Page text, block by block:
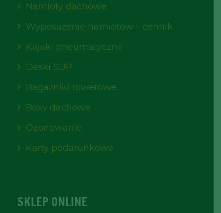
Namioty dachowe
Wyposażenie namiotów – cennik
Kajaki pneumatyczne
Deski SUP
Bagażniki rowerowe
Boxy dachowe
Ozonowanie
Karty podarunkowe
SKLEP ONLINE